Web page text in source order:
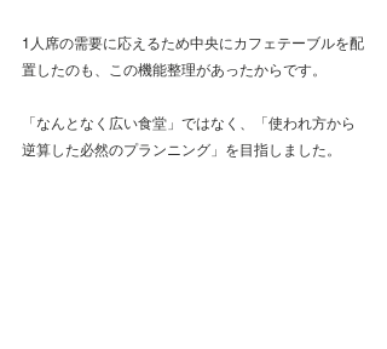
1人席の需要に応えるため中央にカフェテーブルを配
置したのも、この機能整理があったからです。
「なんとなく広い食堂」ではなく、「使われ方から
逆算した必然のプランニング」を目指しました。